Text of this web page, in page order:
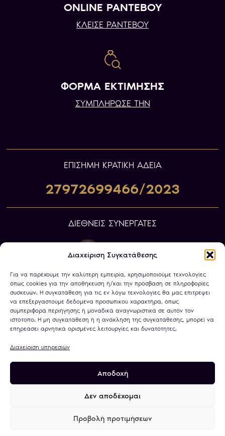
Διαχείριση Συγκατάθεσης
Για να παρέχουμε την καλύτερη εμπειρία, χρησιμοποιούμε τεχνολογίες
όπως cookies για την αποθήκευση ή/και την πρόσβαση σε πληροφορίες
συσκευών. Η συγκατάθεση για τις εν λόγω τεχνολογίες θα μας επιτρέψει
να επεξεργαστούμε δεδομένα προσωπικού χαρακτήρα, όπως
συμπεριφορά περιήγησης ή μοναδικά αναγνωριστικά σε αυτόν τον
ιστότοπο. Η μη συγκατάθεση ή η ανάκληση της συγκατάθεσης, μπορεί να
επηρεάσει αρνητικά ορισμένες λειτουργίες και δυνατότητες.
Διαχείριση υπηρεσιών
Αποδοχή
Δεν αποδέχομαι
Προβολή προτιμήσεων
ONLINE ΡΑΝΤΕΒΟΥ
ΚΛΕΙΣΕ ΡΑΝΤΕΒΟΥ
ΦΟΡΜΑ ΕΚΤΙΜΗΣΗΣ
ΣΥΜΠΛΗΡΩΣΕ ΤΗΝ
ΕΠIΣΗΜΗ ΚΡΑΤΙΚΗ ΑΔΕΙΑ
27972699466/2023
ΔΙΕΘΝΕΙΣ ΣΥΝΕΡΓΑΤΕΣ
Πολιτική Απορρήτου
Όροι Χρήσης
Χρήση Cookies
Τραπεζικοί Λογαριασμοί